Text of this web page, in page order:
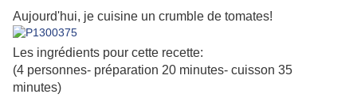
Aujourd'hui, je cuisine un crumble de tomates!
Les ingrédients pour cette recette:
(4 personnes- préparation 20 minutes- cuisson 35
minutes)